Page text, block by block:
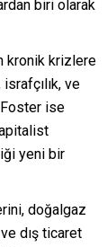
biri olarak
kronik krizlere
ve
Foster ise
yeni bir
doğalgaz
dış ticaret